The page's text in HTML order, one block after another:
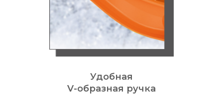
Удобная
V-образная ручка